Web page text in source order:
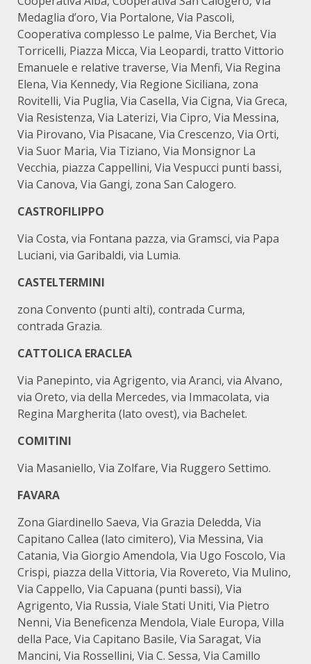
Medaglia d’oro, Via Portalone, Via Pascoli,
Cooperativa complesso Le palme, Via Berchet, Via
Torricelli, Piazza Micca, Via Leopardi, tratto Vittorio
Emanuele e relative traverse, Via Menfi, Via Regina
Elena, Via Kennedy, Via Regione Siciliana, zona
Rovitelli, Via Puglia, Via Casella, Via Cigna, Via Greca,
Via Resistenza, Via Laterizi, Via Cipro, Via Messina,
Via Pirovano, Via Pisacane, Via Crescenzo, Via Orti,
Via Suor Maria, Via Tiziano, Via Monsignor La
Vecchia, piazza Cappellini, Via Vespucci punti bassi,
Via Canova, Via Gangi, zona San Calogero.
CASTROFILIPPO
Via Costa, via Fontana pazza, via Gramsci, via Papa
Luciani, via Garibaldi, via Lumia.
CASTELTERMINI
zona Convento (punti alti), contrada Curma,
contrada Grazia.
CATTOLICA ERACLEA
Via Panepinto, via Agrigento, via Aranci, via Alvano,
via Oreto, via della Mercedes, via Immacolata, via
Regina Margherita (lato ovest), via Bachelet.
COMITINI
Via Masaniello, Via Zolfare, Via Ruggero Settimo.
FAVARA
Zona Giardinello Saeva, Via Grazia Deledda, Via
Capitano Callea (lato cimitero), Via Messina, Via
Catania, Via Giorgio Amendola, Via Ugo Foscolo, Via
Crispi, piazza della Vittoria, Via Rovereto, Via Mulino,
Via Cappello, Via Capuana (punti bassi), Via
Agrigento, Via Russia, Viale Stati Uniti, Via Pietro
Nenni, Via Beneficenza Mendola, Viale Europa, Villa
della Pace, Via Capitano Basile, Via Saragat, Via
Mancini, Via Rossellini, Via C. Sessa, Via Camillo